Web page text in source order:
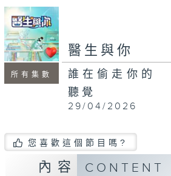
minutes,
seconds
所有集數
醫生與你
誰在偷走你的
聽覺
29/04/2026
您喜歡這個節目嗎?
內容 CONTENT